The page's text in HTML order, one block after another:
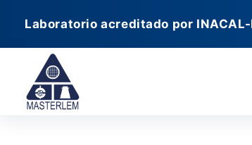
contenido
Laboratorio acreditado por